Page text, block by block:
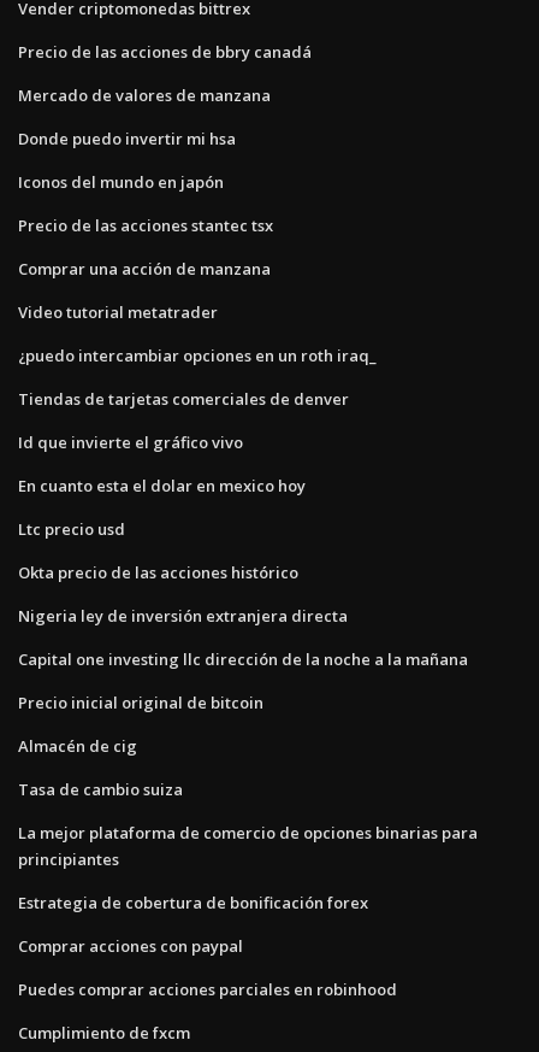
Vender criptomonedas bittrex
Precio de las acciones de bbry canadá
Mercado de valores de manzana
Donde puedo invertir mi hsa
Iconos del mundo en japón
Precio de las acciones stantec tsx
Comprar una acción de manzana
Video tutorial metatrader
¿puedo intercambiar opciones en un roth iraq_
Tiendas de tarjetas comerciales de denver
Id que invierte el gráfico vivo
En cuanto esta el dolar en mexico hoy
Ltc precio usd
Okta precio de las acciones histórico
Nigeria ley de inversión extranjera directa
Capital one investing llc dirección de la noche a la mañana
Precio inicial original de bitcoin
Almacén de cig
Tasa de cambio suiza
La mejor plataforma de comercio de opciones binarias para
principiantes
Estrategia de cobertura de bonificación forex
Comprar acciones con paypal
Puedes comprar acciones parciales en robinhood
Cumplimiento de fxcm